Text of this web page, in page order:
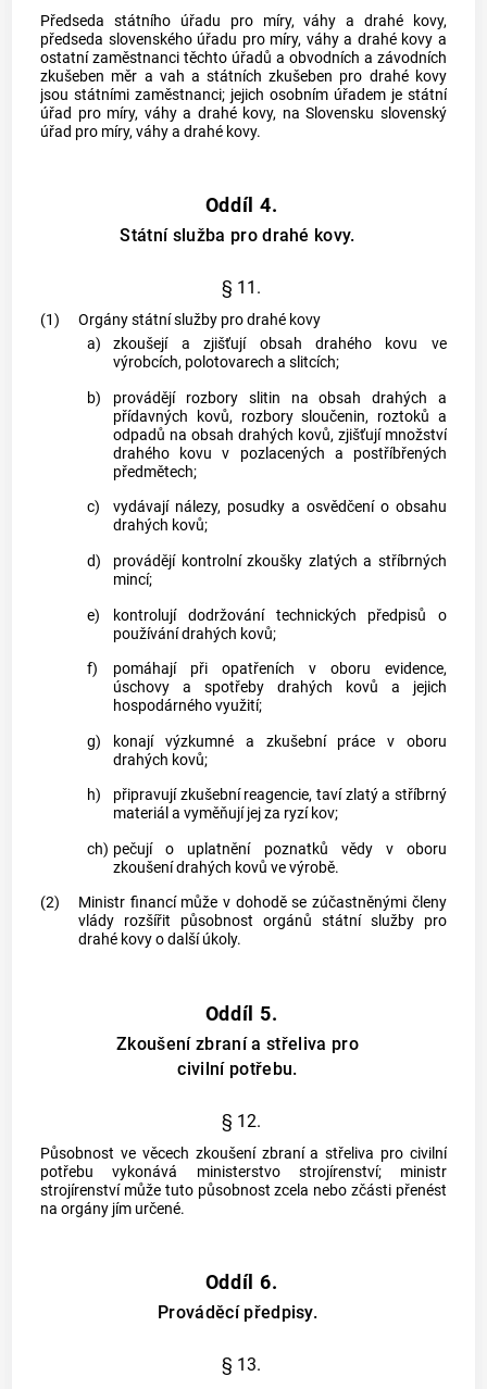
Předseda státního úřadu pro míry, váhy a drahé kovy,
předseda slovenského úřadu pro míry, váhy a drahé kovy a
ostatní zaměstnanci těchto úřadů a obvodních a závodních
zkušeben měr a vah a státních zkušeben pro drahé kovy
jsou státními zaměstnanci; jejich osobním úřadem je státní
úřad pro míry, váhy a drahé kovy, na Slovensku slovenský
úřad pro míry, váhy a drahé kovy.
Oddíl 4.
Státní služba pro drahé kovy.
§ 11.
(1)
Orgány státní služby pro drahé kovy
a)
zkoušejí a zjišťují obsah drahého kovu ve
výrobcích, polotovarech a slitcích;
b)
provádějí rozbory slitin na obsah drahých a
přídavných kovů, rozbory sloučenin, roztoků a
odpadů na obsah drahých kovů, zjišťují množství
drahého kovu v pozlacených a postříbřených
předmětech;
c)
vydávají nálezy, posudky a osvědčení o obsahu
drahých kovů;
d)
provádějí kontrolní zkoušky zlatých a stříbrných
mincí;
e)
kontrolují dodržování technických předpisů o
používání drahých kovů;
f)
pomáhají při opatřeních v oboru evidence,
úschovy a spotřeby drahých kovů a jejich
hospodárného využití;
g)
konají výzkumné a zkušební práce v oboru
drahých kovů;
h)
připravují zkušební reagencie, taví zlatý a stříbrný
materiál a vyměňují jej za ryzí kov;
ch) pečují o uplatnění poznatků vědy v oboru
zkoušení drahých kovů ve výrobě.
(2)
Ministr financí může v dohodě se zúčastněnými členy
vlády rozšířit působnost orgánů státní služby pro
drahé kovy o další úkoly.
Oddíl 5.
Zkoušení zbraní a střeliva pro
civilní potřebu.
§ 12.
Působnost ve věcech zkoušení zbraní a střeliva pro civilní
potřebu vykonává ministerstvo strojírenství; ministr
strojírenství může tuto působnost zcela nebo zčásti přenést
na orgány jím určené.
Oddíl 6.
Prováděcí předpisy.
§ 13.